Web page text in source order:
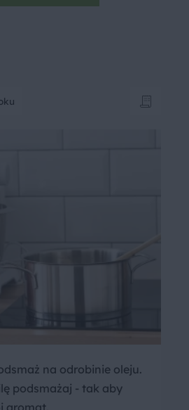
na odrobinie oleju.
podsmażaj - tak aby